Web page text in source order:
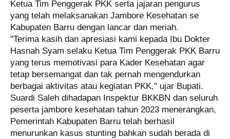
Ketua Tim Penggerak PKK serta jajaran pengurus
yang telah melaksanakan Jambore Kesehatan se
Kabupaten Barru dengan lancar dan meriah.
"Terima kasih dan apresiasi kami kepada Ibu Dokter
Hasnah Syam selaku Ketua Tim Penggerak PKK Barru
yang terus memotivasi para Kader Kesehatan agar
tetap bersemangat dan tak pernah mengendurkan
berbagai aktivitas atau kegiatan PKK," ujar Bupati.
Suardi Saleh dihadapan Inspektur BKKBN dan seluruh
peserta jambore kesehatan tahun 2023 menerangkan,
Pemerintah Kabupaten Barru telah berhasil
menurunkan kasus stunting bahkan sudah berada di